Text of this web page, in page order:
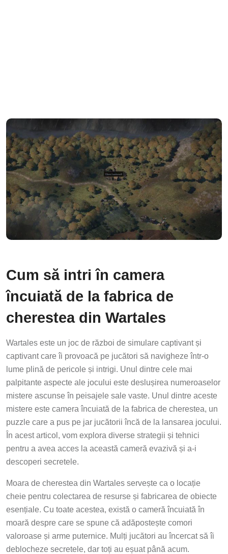
Cum să intri în camera
încuiată de la fabrica de
cherestea din Wartales
Wartales este un joc de război de simulare captivant și
captivant care îi provoacă pe jucători să navigheze într-o
lume plină de pericole și intrigi. Unul dintre cele mai
palpitante aspecte ale jocului este deslușirea numeroaselor
mistere ascunse în peisajele sale vaste. Unul dintre aceste
mistere este camera încuiată de la fabrica de cherestea, un
puzzle care a pus pe jar jucătorii încă de la lansarea jocului.
În acest articol, vom explora diverse strategii și tehnici
pentru a avea acces la această cameră evazivă și a-i
descoperi secretele.
Moara de cherestea din Wartales servește ca o locație
cheie pentru colectarea de resurse și fabricarea de obiecte
esențiale. Cu toate acestea, există o cameră încuiată în
moară despre care se spune că adăpostește comori
valoroase și arme puternice. Mulți jucători au încercat să îi
deblocheze secretele, dar toți au eșuat până acum.